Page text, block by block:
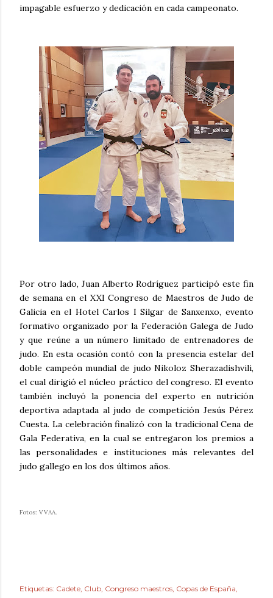
impagable esfuerzo y dedicación en cada campeonato.
Por otro lado, Juan Alberto Rodríguez participó este fin
de semana en el XXI Congreso de Maestros de Judo de
Galicia en el Hotel Carlos I Silgar de Sanxenxo, evento
formativo organizado por la Federación Galega de Judo
y que reúne a un número limitado de entrenadores de
judo. En esta ocasión contó con la presencia estelar del
doble campeón mundial de judo Nikoloz Sherazadishvili,
el cual dirigió el núcleo práctico del congreso. El evento
también incluyó la ponencia del experto en nutrición
deportiva adaptada al judo de competición Jesús Pérez
Cuesta. La celebración finalizó con la tradicional Cena de
Gala Federativa, en la cual se entregaron los premios a
las personalidades e instituciones más relevantes del
judo gallego en los dos últimos años.
Fotos: VVAA.
Etiquetas: Cadete Club Congreso maestros Copas de España